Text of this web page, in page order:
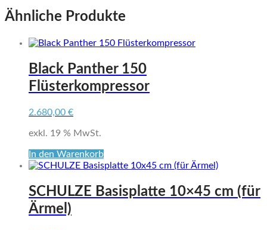
Ähnliche Produkte
Black Panther 150
Flüsterkompressor
2.680,00 €
exkl. 19 % MwSt.
In den Warenkorb
SCHULZE Basisplatte 10×45 cm (für
Ärmel)